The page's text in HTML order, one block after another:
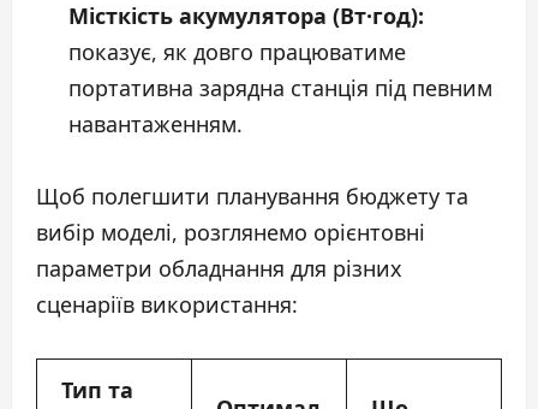
Місткість акумулятора (Вт·год):
показує, як довго працюватиме
портативна зарядна станція під певним
навантаженням.
Щоб полегшити планування бюджету та
вибір моделі, розглянемо орієнтовні
параметри обладнання для різних
сценаріїв використання:
Тип та